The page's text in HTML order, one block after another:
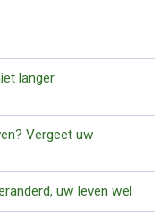
langer
Vergeet uw
uw leven wel